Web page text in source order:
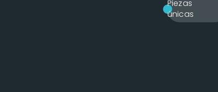
Piezas
únicas